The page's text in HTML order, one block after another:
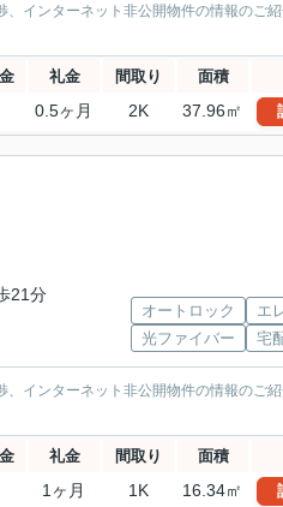
インターネット非公開物件の情報のご
礼金 間取り 面積
0.5ヶ月 2K 37.96㎡
21分
オートロック エ
光ファイバー
宅
インターネット非公開物件の情報のご
礼金 間取り 面積
1ヶ月 1K 16.34㎡